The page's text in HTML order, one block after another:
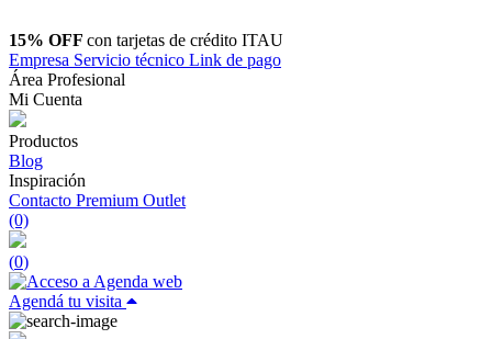
15% OFF con tarjetas de crédito ITAU
Empresa Servicio técnico Link de pago
Área Profesional
Mi Cuenta
Productos
Blog
Inspiración
Contacto Premium Outlet
(0)
(0)
Agendá tu visita